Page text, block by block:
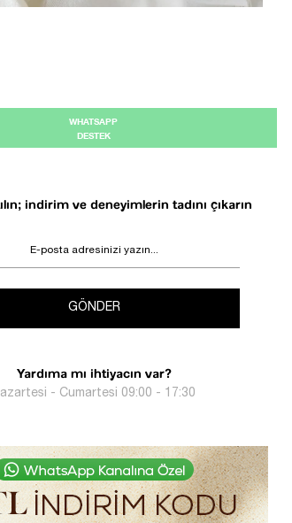
WHATSAPP
DESTEK
indirim ve deneyimlerin tadını çıkarın
GÖNDER
Yardıma mı ihtiyacın var?
- Cumartesi 09:00 - 17:30